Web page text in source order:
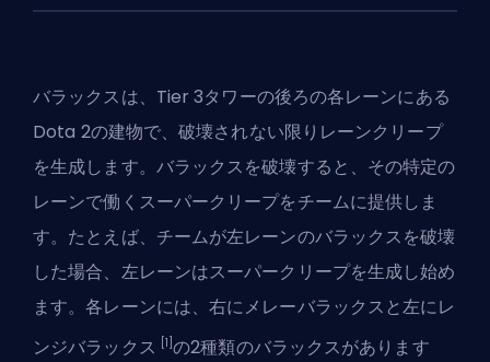
バラックスは、Tier 3タワーの後ろの各レーンにある
Dota 2の建物で、破壊されない限りレーンクリープ
を生成します。バラックスを破壊すると、その特定の
レーンで働くスーパークリープをチームに提供しま
す。たとえば、チームが左レーンのバラックスを破壊
した場合、左レーンはスーパークリープを生成し始め
ます。各レーンには、右にメレーバラックスと左にレ
ンジバラックス
[1] の2種類のバラックスがあります